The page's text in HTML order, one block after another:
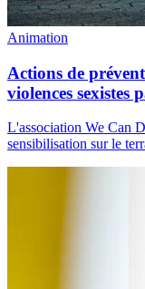
Animation
Actions de
violences sexistes
L'association We Can
sensibilisation sur le